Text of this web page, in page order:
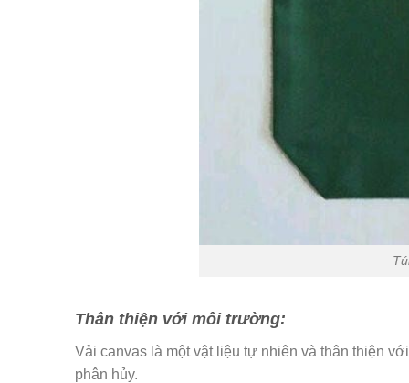
Thân thiện với môi trường:
Vải canvas là một vật liệu tự nhiên và thân thiện
phân hủy.